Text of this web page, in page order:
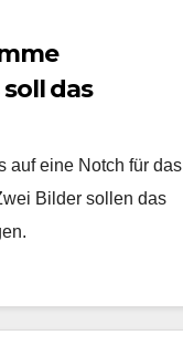
das
auf eine Notch für das
Bilder sollen das